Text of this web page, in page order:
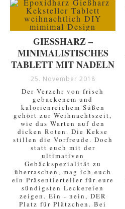
GIESSHARZ – M
INIMALISTISCHES T
ABLETT MIT NADELN
25. November 2018
Der Verzehr von frisch
gebackenem und
kalorienreichem Süßen
gehört zur Weihnachtszeit,
wie das Warten auf den
dicken Roten. Die Kekse
stillen die Vorfreude. Doch
statt euch mit der
ultimativen
Gebäckspezialität zu
überraschen, mag ich euch
ein Präsentierteller für eure
sündigsten Leckereien
zeigen. Ein - nein, DER
Platz für Plätzchen. Bei